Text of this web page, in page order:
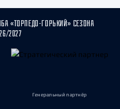
«ТОРПЕДО-ГОРЬКИЙ» СЕЗОНА
2027
Генеральный партнёр